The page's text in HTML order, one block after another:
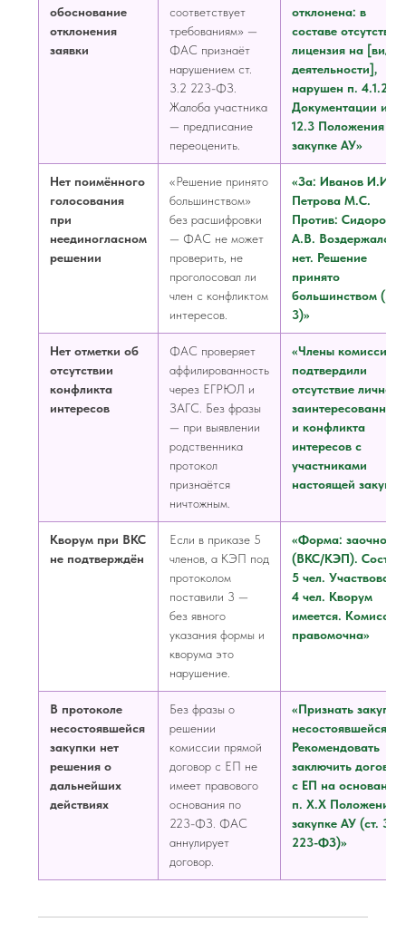
обоснование
отклонения
заявки
соответствует
требованиям» —
ФАС признаёт
нарушением ст.
3.2 223-ФЗ.
Жалоба участника
— предписание
переоценить.
отклонена: в
составе
лицензия на [вид
деятельности],
нарушен п. 4.1.2
Документации и п.
12.3 Положения о
закупке АУ»
Нет поимённого
голосования
при
неединогласном
решении
«Решение принято
большинством»
без расшифровки
— ФАС не может
проверить, не
проголосовал ли
член с конфликтом
интересов.
«За: Иванов И.И.,
Петрова М.С.
Против: Сидоров
А.В. Воздержался:
нет. Решение
принято
большинством (2
3)»
Нет отметки об
отсутствии
конфликта
интересов
ФАС проверяет
аффилированность
через ЕГРЮЛ и
ЗАГС. Без фразы
— при выявлении
родственника
протокол
признаётся
ничтожным.
«Члены комиссии
подтвердили
отсутствие личной
и конфликта
интересов с
участниками
настоящей
Кворум при ВКС
не подтверждён
Если в приказе 5
членов, а КЭП под
протоколом
поставили 3 —
без явного
указания формы и
кворума это
нарушение.
«Форма: заочно
(ВКС/КЭП). Состав:
5 чел. Участвовали:
4 чел. Кворум
имеется. Комиссия
правомочна»
В протоколе
несостоявшейся
закупки нет
решения о
дальнейших
действиях
Без фразы о
решении
комиссии прямой
договор с ЕП не
имеет правового
основания по
223-ФЗ. ФАС
аннулирует
договор.
«Признать закупку
несостоявшейся.
Рекомендовать
заключить договор
с ЕП на основании
п. Х.Х Положения о
закупке АУ (ст. 3.6
223-ФЗ)»